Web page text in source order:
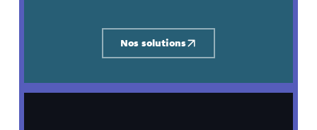
Nos solutions